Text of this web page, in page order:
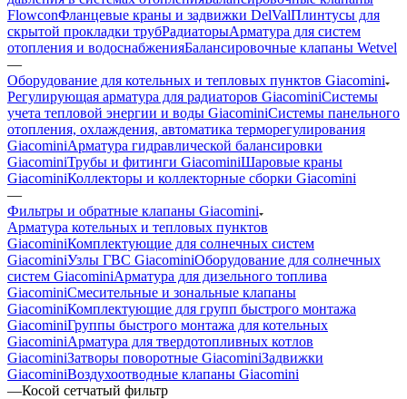
FlowconФланцевые краны и задвижки DelValПлинтусы для
скрытой прокладки трубРадиаторыАрматура для систем
отопления и водоснабженияБалансировочные клапаны Wetvel
—
Оборудование для котельных и тепловых пунктов Giacomini
Регулирующая арматура для радиаторов GiacominiСистемы
учета тепловой энергии и воды GiacominiСистемы панельного
отопления, охлаждения, автоматика терморегулирования
GiacominiАрматура гидравлической балансировки
GiacominiТрубы и фитинги GiacominiШаровые краны
GiacominiКоллекторы и коллекторные сборки Giacomini
—
Фильтры и обратные клапаны Giacomini
Арматура котельных и тепловых пунктов
GiacominiКомплектующие для солнечных систем
GiacominiУзлы ГВС GiacominiОборудование для солнечных
систем GiacominiАрматура для дизельного топлива
GiacominiСмесительные и зональные клапаны
GiacominiКомплектующие для групп быстрого монтажа
GiacominiГруппы быстрого монтажа для котельных
GiacominiАрматура для твердотопливных котлов
GiacominiЗатворы поворотные GiacominiЗадвижки
GiacominiВоздухоотводные клапаны Giacomini
—Косой сетчатый фильтр